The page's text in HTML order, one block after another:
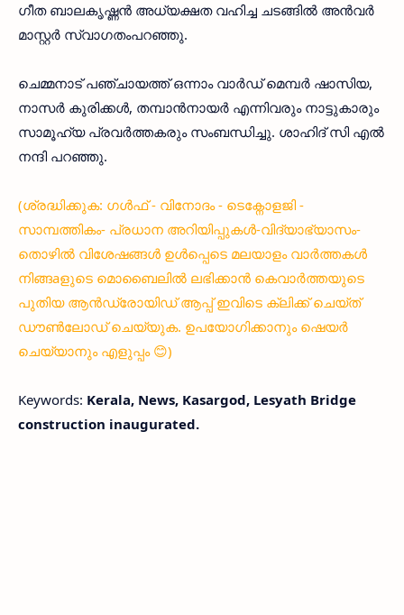
ഗീത ബാലകൃഷ്ണന്‍ അധ്യക്ഷത വഹിച്ച ചടങ്ങില്‍ അന്‍വര്‍
മാസ്റ്റര്‍ സ്വാഗതംപറഞ്ഞു.
ചെമ്മനാട് പഞ്ചായത്ത് ഒന്നാം വാര്‍ഡ് മെമ്പര്‍ ഷാസിയ,
നാസര്‍ കുരിക്കള്‍, തമ്പാന്‍നായര്‍ എന്നിവരും നാട്ടുകാരും
സാമൂഹ്യ പ്രവര്‍ത്തകരും സംബന്ധിച്ചു. ശാഹിദ് സി എല്‍
നന്ദി പറഞ്ഞു.
(ശ്രദ്ധിക്കുക: ഗൾഫ് - വിനോദം - ടെക്നോളജി -
സാമ്പത്തികം- പ്രധാന അറിയിപ്പുകൾ-വിദ്യാഭ്യാസം-
തൊഴിൽ വിശേഷങ്ങൾ ഉൾപ്പെടെ മലയാളം വാർത്തകൾ
നിങ്ങaളുടെ മൊബൈലിൽ ലഭിക്കാൻ കെവാർത്തയുടെ
പുതിയ ആൻഡ്രോയിഡ് ആപ്പ് ഇവിടെ ക്ലിക്ക് ചെയ്ത്
ഡൗൺലോഡ് ചെയ്യുക. ഉപയോഗിക്കാനും ഷെയർ
ചെയ്യാനും എളുപ്പം 😊)
Keywords: Kerala, News, Kasargod, Lesyath Bridge
construction inaugurated.